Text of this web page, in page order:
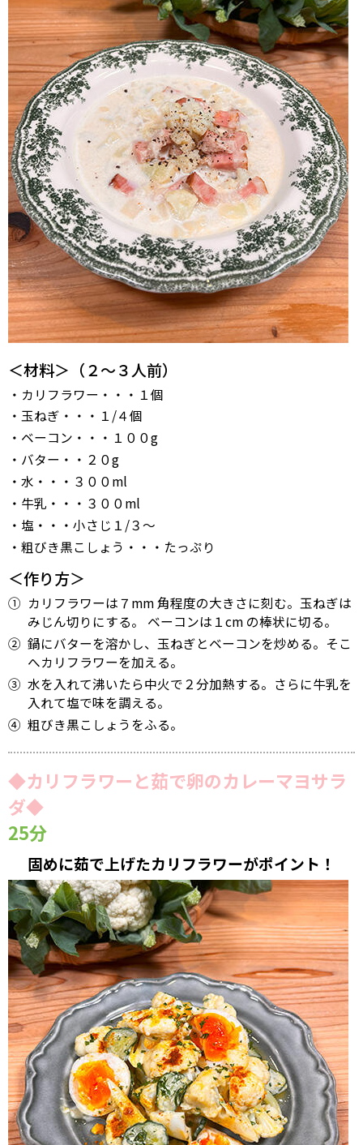
＜材料＞（２〜３人前）
・カリフラワー・・・１個
・玉ねぎ・・・１/４個
・ベーコン・・・１００g
・バター・・２０g
・水・・・３００ml
・牛乳・・・３００ml
・塩・・・小さじ１/３〜
・粗びき黒こしょう・・・たっぷり
＜作り方＞
① カリフラワーは７mm 角程度の大きさに刻む。玉ねぎは
みじん切りにする。 ベーコンは１cm の棒状に切る。
② 鍋にバターを溶かし、玉ねぎとベーコンを炒める。そこ
へカリフラワーを加える。
③ 水を入れて沸いたら中火で２分加熱する。さらに牛乳を
入れて塩で味を調える。
④ 粗びき黒こしょうをふる。
◆カリフラワーと茹で卵のカレーマヨサラ
ダ◆
25分
固めに茹で上げたカリフラワーがポイント！